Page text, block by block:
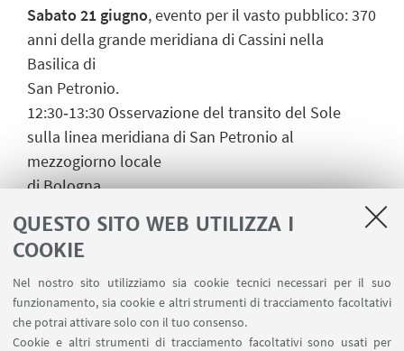
QUESTO SITO WEB UTILIZZA I
COOKIE
Nel nostro sito utilizziamo sia cookie tecnici necessari per il suo
funzionamento, sia cookie e altri strumenti di tracciamento facoltativi
che potrai attivare solo con il tuo consenso.
Cookie e altri strumenti di tracciamento facoltativi sono usati per
Sabato 21 giugno, evento per il vasto pubblico: 370
anni della grande meridiana di Cassini nella
Basilica di
San Petronio.
12:30‐13:30 Osservazione del transito del Sole
sulla linea meridiana di San Petronio al
mezzogiorno locale
di Bologna.
11:00‐14:00 Telescopi solari in P.zza Nettuno, con la
partecipazione dell’Associazione Astrofili
Bolognesi.
15:00‐18:00 Laboratori per i bambini e Planetario in
Salaborsa.